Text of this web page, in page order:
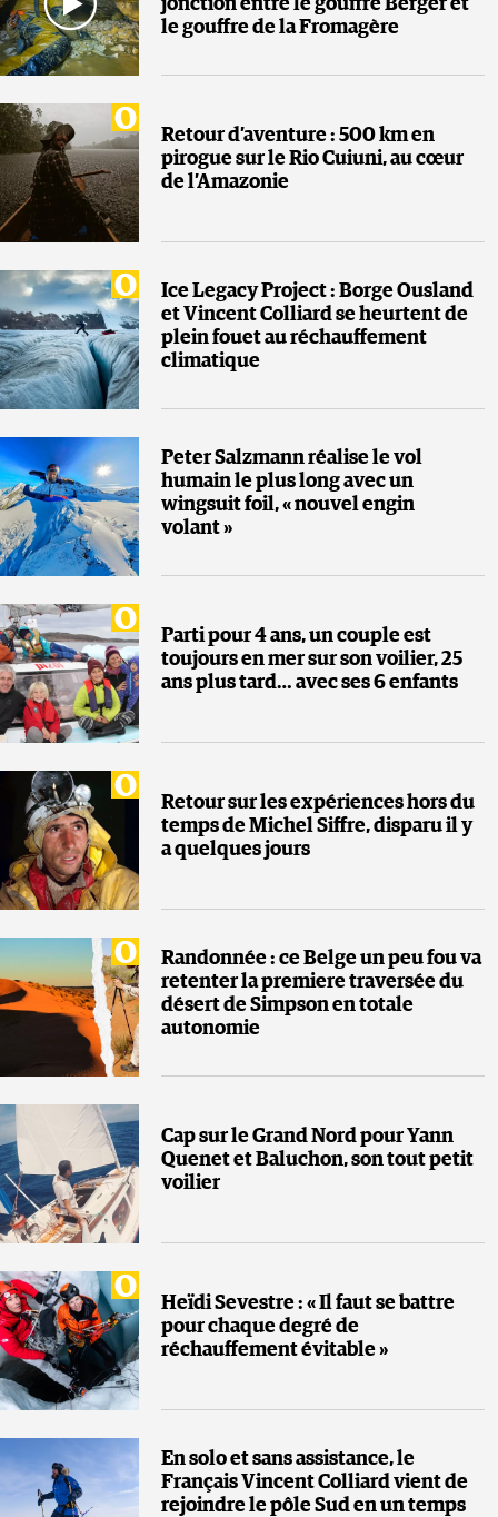
jonction entre le gouffre Berger et
le gouffre de la Fromagère
Retour d’aventure : 500 km en
pirogue sur le Rio Cuiuni, au cœur
de l’Amazonie
Ice Legacy Project : Borge Ousland
et Vincent Colliard se heurtent de
plein fouet au réchauffement
climatique
Peter Salzmann réalise le vol
humain le plus long avec un
wingsuit foil, « nouvel engin
volant »
Parti pour 4 ans, un couple est
toujours en mer sur son voilier, 25
ans plus tard… avec ses 6 enfants
Retour sur les expériences hors du
temps de Michel Siffre, disparu il y
a quelques jours
Randonnée : ce Belge un peu fou va
retenter la premiere traversée du
désert de Simpson en totale
autonomie
Cap sur le Grand Nord pour Yann
Quenet et Baluchon, son tout petit
voilier
Heïdi Sevestre : « Il faut se battre
pour chaque degré de
réchauffement évitable »
En solo et sans assistance, le
Français Vincent Colliard vient de
rejoindre le pôle Sud en un temps